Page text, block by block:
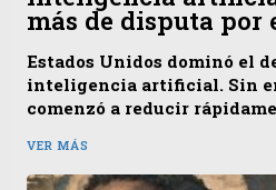
más de disputa por
Estados Unidos dominó el
inteligencia artificial. Sin
comenzó a reducir
VER MÁS